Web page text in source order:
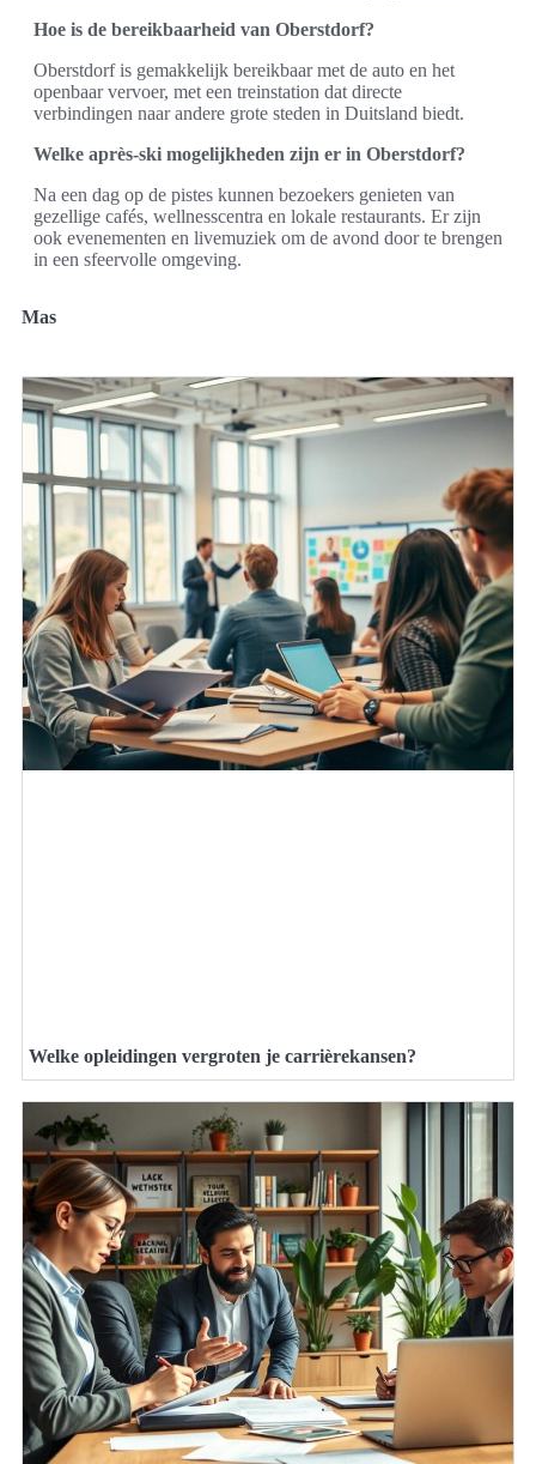
Hoe is de bereikbaarheid van Oberstdorf?
Oberstdorf is gemakkelijk bereikbaar met de auto en het
openbaar vervoer, met een treinstation dat directe
verbindingen naar andere grote steden in Duitsland biedt.
Welke après-ski mogelijkheden zijn er in Oberstdorf?
Na een dag op de pistes kunnen bezoekers genieten van
gezellige cafés, wellnesscentra en lokale restaurants. Er zijn
ook evenementen en livemuziek om de avond door te brengen
in een sfeervolle omgeving.
Mas
Welke opleidingen vergroten je carrièrekansen?